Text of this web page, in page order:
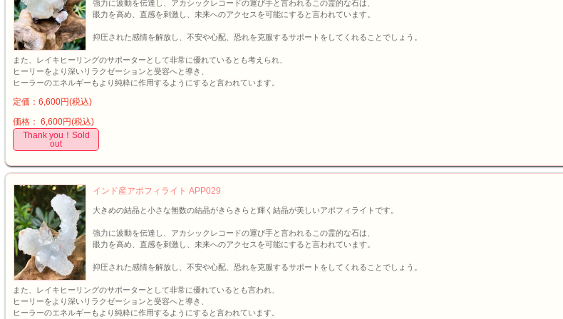
強力に波動を伝達し、アカシックレコードの運び手と言われるこの霊的な石は、
眼力を高め、直感を刺激し、未来へのアクセスを可能にすると言われています。
抑圧された感情を解放し、不安や心配、恐れを克服するサポートをしてくれることでしょう。
また、レイキヒーリングのサポーターとして非常に優れているとも考えられ、
ヒーリーをより深いリラクゼーションと受容へと導き、
ヒーラーのエネルギーもより純粋に作用するようにすると言われています。
定価：6,600円(税込)
価格： 6,600円(税込)
Thank you！Sold
out
インド産アポフィライト APP029
大きめの結晶と小さな無数の結晶がきらきらと輝く結晶が美しいアポフィライトです。
強力に波動を伝達し、アカシックレコードの運び手と言われるこの霊的な石は、
眼力を高め、直感を刺激し、未来へのアクセスを可能にすると言われています。
抑圧された感情を解放し、不安や心配、恐れを克服するサポートをしてくれることでしょう。
また、レイキヒーリングのサポーターとして非常に優れているとも言われ、
ヒーリーをより深いリラクゼーションと受容へと導き、
ヒーラーのエネルギーもより純粋に作用するようにすると言われています。